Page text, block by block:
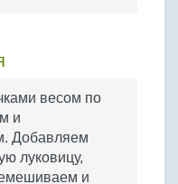
весом по
и
Добавляем
луковицу,
и